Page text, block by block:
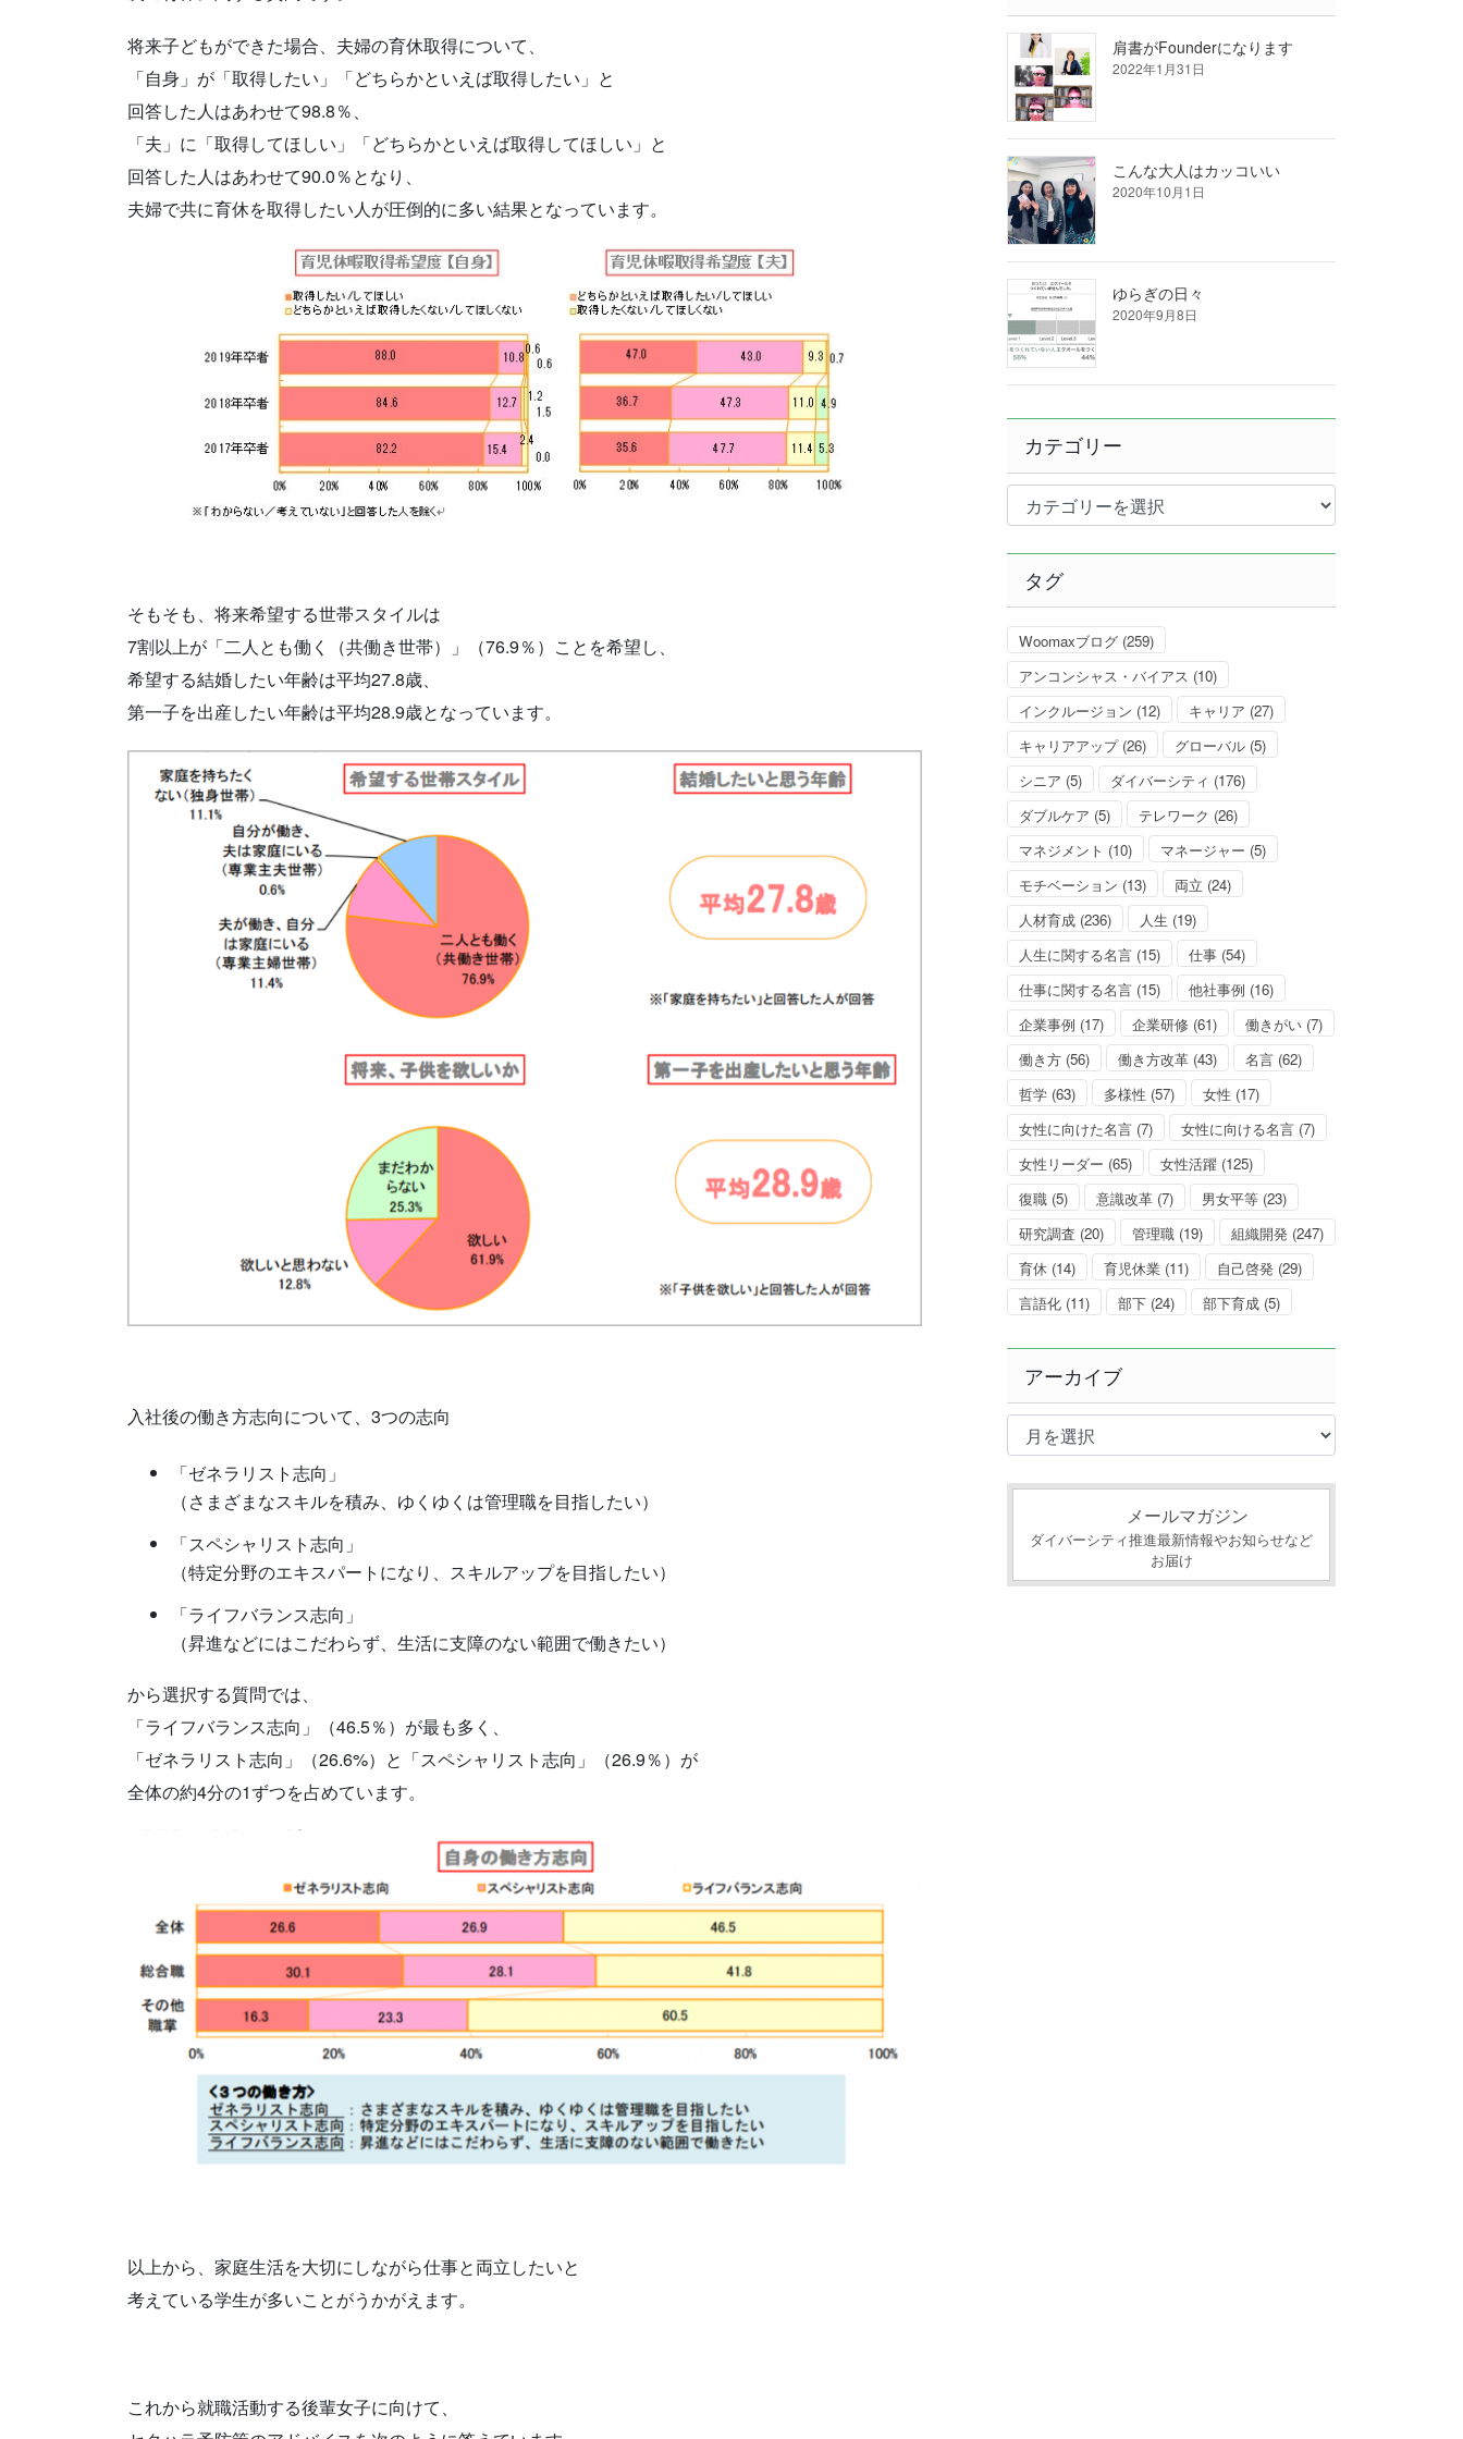
将来子どもができた場合、夫婦の育休取得について、
「自身」が「取得したい」「どちらかといえば取得したい」と
回答した人はあわせて98.8％、
「夫」に「取得してほしい」「どちらかといえば取得してほしい」と
回答した人はあわせて90.0％となり、
夫婦で共に育休を取得したい人が圧倒的に多い結果となっています。
そもそも、将来希望する世帯スタイルは
7割以上が「二人とも働く（共働き世帯）」（76.9％）ことを希望し、
希望する結婚したい年齢は平均27.8歳、
第一子を出産したい年齢は平均28.9歳となっています。
入社後の働き方志向について、3つの志向
「ゼネラリスト志向」
（さまざまなスキルを積み、ゆくゆくは管理職を目指したい）
「スペシャリスト志向」
（特定分野のエキスパートになり、スキルアップを目指したい）
「ライフバランス志向」
（昇進などにはこだわらず、生活に支障のない範囲で働きたい）
から選択する質問では、
「ライフバランス志向」（46.5％）が最も多く、
「ゼネラリスト志向」（26.6%）と「スペシャリスト志向」（26.9％）が
全体の約4分の1ずつを占めています。
以上から、家庭生活を大切にしながら仕事と両立したいと
考えている学生が多いことがうかがえます。
これから就職活動する後輩女子に向けて、
肩書がFounderになります
2022年1月31日
こんな大人はカッコいい
2020年10月1日
ゆらぎの日々
2020年9月8日
カテゴリー
カ
テ
ゴ
タグ
Woomaxブログ (259)
アンコンシャス・バイアス (10)
インクルージョン (12) キャリア (27)
キャリアアップ(26) グローバル (5)
シニア (5) ダイバーシティ (176)
ダブルケア (5) テレワーク (26)
マネジメント (10) マネージャー (5)
モチベーション (13) 両立 (24)
人材育成 (236) 人生 (19)
人生に関する名言 (15) 仕事 (54)
仕事に関する名言 (15) 他社事例 (16)
企業事例 (17) 企業研修 (61) 働きがい (7)
働き方 (56) 働き方改革 (43) 名言 (62)
哲学 (63) 多様性 (57) 女性 (17)
女性に向けた名言 (7) 女性に向ける名言 (7)
女性リーダー (65) 女性活躍 (125)
復職 (5) 意識改革 (7) 男女平等 (23)
研究調査 (20) 管理職 (19) 組織開発 (247)
育休 (14) 育児休業 (11) 自己啓発 (29)
言語化 (11) 部下 (24) 部下育成 (5)
アーカイブ
ア
イ
メールマガジン
ダイバーシティ推進最新情報やお知らせなど
お届け